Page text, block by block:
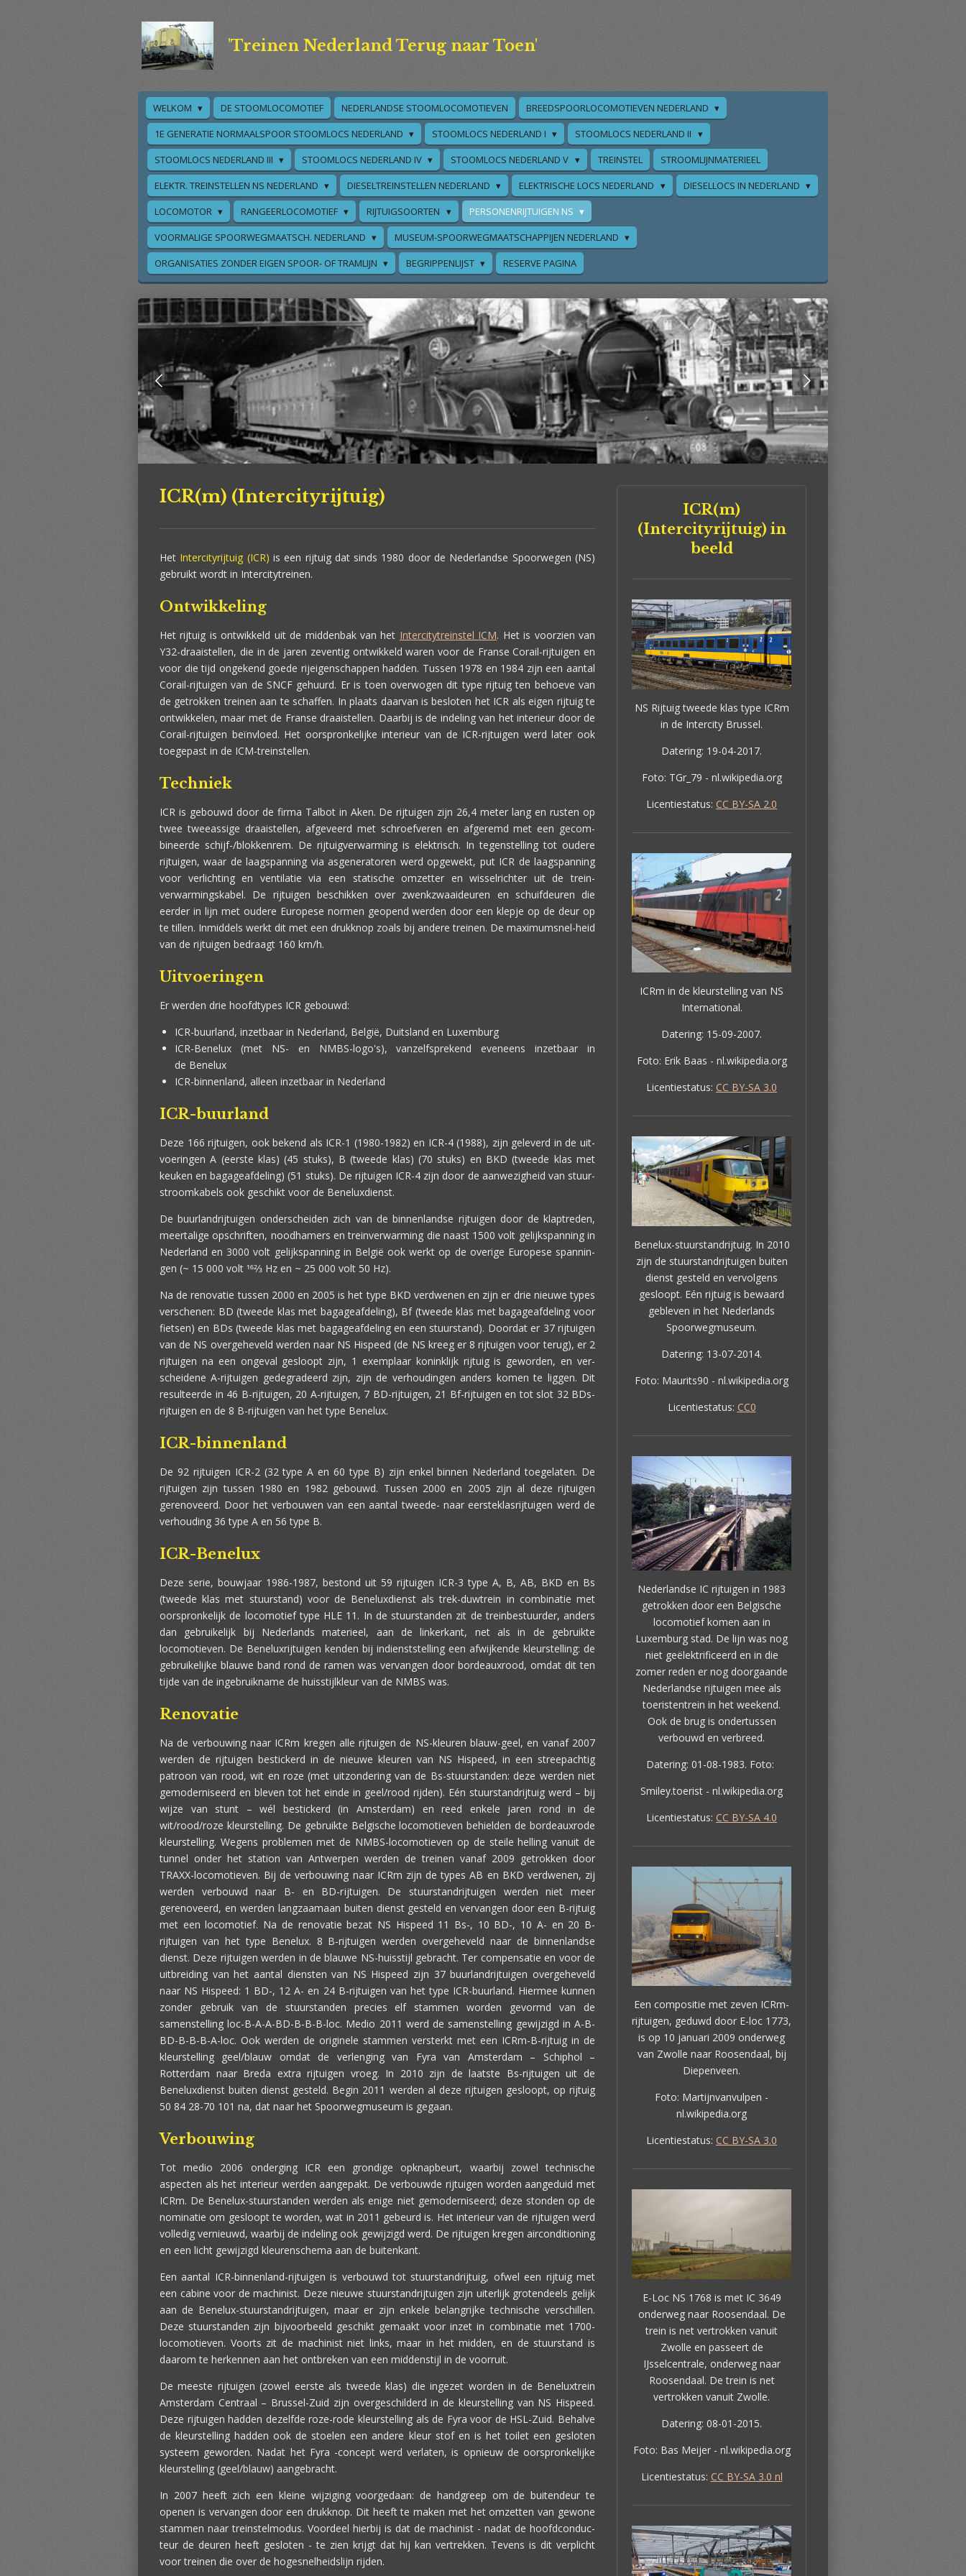
'Treinen Nederland Terug naar Toen'
WELKOM DE STOOMLOCOMOTIEF NEDERLANDSE STOOMLOCOMOTIEVEN
BREEDSPOORLOCOMOTIEVEN NEDERLAND
1E GENERATIE NORMAALSPOOR STOOMLOCS NEDERLAND
STOOMLOCS NEDERLAND I
STOOMLOCS NEDERLAND II
STOOMLOCS NEDERLAND III
STOOMLOCS NEDERLAND IV STOOMLOCS NEDERLAND V TREINSTEL
STROOMLIJNMATERIEEL
ELEKTR. TREINSTELLEN NS NEDERLAND
DIESELTREINSTELLEN NEDERLAND ELEKTRISCHE LOCS NEDERLAND
DIESELLOCS IN NEDERLAND
LOCOMOTOR
RANGEERLOCOMOTIEF RIJTUIGSOORTEN
PERSONENRIJTUIGEN NS
VOORMALIGE SPOORWEGMAATSCH. NEDERLAND
MUSEUM-SPOORWEGMAATSCHAPPIJEN NEDERLAND
ORGANISATIES ZONDER EIGEN SPOOR- OF TRAMLIJN
BEGRIPPENLIJST RESERVE PAGINA
ICR(m) (Intercityrijtuig)
Het Intercityrijtuig (ICR) is een rijtuig dat sinds 1980 door de Nederlandse Spoorwegen (NS)
gebruikt wordt in Intercitytreinen.
Ontwikkeling
Het rijtuig is ontwikkeld uit de middenbak van het Intercitytreinstel ICM. Het is voorzien van
Y32-draaistellen, die in de jaren zeventig ontwikkeld waren voor de Franse Corail-rijtuigen en
voor die tijd ongekend goede rijeigenschappen hadden. Tussen 1978 en 1984 zijn een aantal
Corail-rijtuigen van de SNCF gehuurd. Er is toen overwogen dit type rijtuig ten behoeve van
de getrokken treinen aan te schaffen. In plaats daarvan is besloten het ICR als eigen rijtuig te
ontwikkelen, maar met de Franse draaistellen. Daarbij is de indeling van het interieur door de
Corail-rijtuigen beïnvloed. Het oorspronkelijke interieur van de ICR-rijtuigen werd later ook
toegepast in de ICM-treinstellen.
Techniek
ICR is gebouwd door de firma Talbot in Aken. De rijtuigen zijn 26,4 meter lang en rusten op
twee tweeassige draaistellen, afgeveerd met schroefveren en afgeremd met een gecom-
bineerde schijf-/blokkenrem. De rijtuigverwarming is elektrisch. In tegenstelling tot oudere
rijtuigen, waar de laagspanning via asgeneratoren werd opgewekt, put ICR de laagspanning
voor verlichting en ventilatie via een statische omzetter en wisselrichter uit de trein-
verwarmingskabel. De rijtuigen beschikken over zwenkzwaaideuren en schuifdeuren die
eerder in lijn met oudere Europese normen geopend werden door een klepje op de deur op
te tillen. Inmiddels werkt dit met een drukknop zoals bij andere treinen. De maximumsnel-heid
van de rijtuigen bedraagt 160 km/h.
Uitvoeringen
Er werden drie hoofdtypes ICR gebouwd:
ICR-buurland, inzetbaar in Nederland, België, Duitsland en Luxemburg
ICR-Benelux (met NS- en NMBS-logo's), vanzelfsprekend eveneens inzetbaar in
de Benelux
ICR-binnenland, alleen inzetbaar in Nederland
ICR-buurland
Deze 166 rijtuigen, ook bekend als ICR-1 (1980-1982) en ICR-4 (1988), zijn geleverd in de uit-
voeringen A (eerste klas) (45 stuks), B (tweede klas) (70 stuks) en BKD (tweede klas met
keuken en bagageafdeling) (51 stuks). De rijtuigen ICR-4 zijn door de aanwezigheid van stuur-
stroomkabels ook geschikt voor de Beneluxdienst.
De buurlandrijtuigen onderscheiden zich van de binnenlandse rijtuigen door de klaptreden,
meertalige opschriften, noodhamers en treinverwarming die naast 1500 volt gelijkspanning in
Nederland en 3000 volt gelijkspanning in België ook werkt op de overige Europese spannin-
gen (~ 15 000 volt 162⁄3 Hz en ~ 25 000 volt 50 Hz).
Na de renovatie tussen 2000 en 2005 is het type BKD verdwenen en zijn er drie nieuwe types
verschenen: BD (tweede klas met bagageafdeling), Bf (tweede klas met bagageafdeling voor
fietsen) en BDs (tweede klas met bagageafdeling en een stuurstand). Doordat er 37 rijtuigen
van de NS overgeheveld werden naar NS Hispeed (de NS kreeg er 8 rijtuigen voor terug), er 2
rijtuigen na een ongeval gesloopt zijn, 1 exemplaar koninklijk rijtuig is geworden, en ver-
scheidene A-rijtuigen gedegradeerd zijn, zijn de verhoudingen anders komen te liggen. Dit
resulteerde in 46 B-rijtuigen, 20 A-rijtuigen, 7 BD-rijtuigen, 21 Bf-rijtuigen en tot slot 32 BDs-
rijtuigen en de 8 B-rijtuigen van het type Benelux.
ICR-binnenland
De 92 rijtuigen ICR-2 (32 type A en 60 type B) zijn enkel binnen Nederland toegelaten. De
rijtuigen zijn tussen 1980 en 1982 gebouwd. Tussen 2000 en 2005 zijn al deze rijtuigen
gerenoveerd. Door het verbouwen van een aantal tweede- naar eersteklasrijtuigen werd de
verhouding 36 type A en 56 type B.
ICR-Benelux
Deze serie, bouwjaar 1986-1987, bestond uit 59 rijtuigen ICR-3 type A, B, AB, BKD en Bs
(tweede klas met stuurstand) voor de Beneluxdienst als trek-duwtrein in combinatie met
oorspronkelijk de locomotief type HLE 11. In de stuurstanden zit de treinbestuurder, anders
dan gebruikelijk bij Nederlands materieel, aan de linkerkant, net als in de gebruikte
locomotieven. De Beneluxrijtuigen kenden bij indienststelling een afwijkende kleurstelling: de
gebruikelijke blauwe band rond de ramen was vervangen door bordeauxrood, omdat dit ten
tijde van de ingebruikname de huisstijlkleur van de NMBS was.
Renovatie
Na de verbouwing naar ICRm kregen alle rijtuigen de NS-kleuren blauw-geel, en vanaf 2007
werden de rijtuigen bestickerd in de nieuwe kleuren van NS Hispeed, in een streepachtig
patroon van rood, wit en roze (met uitzondering van de Bs-stuurstanden: deze werden niet
gemoderniseerd en bleven tot het einde in geel/rood rijden). Eén stuurstandrijtuig werd – bij
wijze van stunt – wél bestickerd (in Amsterdam) en reed enkele jaren rond in de
wit/rood/roze kleurstelling. De gebruikte Belgische locomotieven behielden de bordeauxrode
kleurstelling. Wegens problemen met de NMBS-locomotieven op de steile helling vanuit de
tunnel onder het station van Antwerpen werden de treinen vanaf 2009 getrokken door
TRAXX-locomotieven. Bij de verbouwing naar ICRm zijn de types AB en BKD verdwenen, zij
werden verbouwd naar B- en BD-rijtuigen. De stuurstandrijtuigen werden niet meer
gerenoveerd, en werden langzaamaan buiten dienst gesteld en vervangen door een B-rijtuig
met een locomotief. Na de renovatie bezat NS Hispeed 11 Bs-, 10 BD-, 10 A- en 20 B-
rijtuigen van het type Benelux. 8 B-rijtuigen werden overgeheveld naar de binnenlandse
dienst. Deze rijtuigen werden in de blauwe NS-huisstijl gebracht. Ter compensatie en voor de
uitbreiding van het aantal diensten van NS Hispeed zijn 37 buurlandrijtuigen overgeheveld
naar NS Hispeed: 1 BD-, 12 A- en 24 B-rijtuigen van het type ICR-buurland. Hiermee kunnen
zonder gebruik van de stuurstanden precies elf stammen worden gevormd van de
samenstelling loc-B-A-A-BD-B-B-B-loc. Medio 2011 werd de samenstelling gewijzigd in A-B-
BD-B-B-B-A-loc. Ook werden de originele stammen versterkt met een ICRm-B-rijtuig in de
kleurstelling geel/blauw omdat de verlenging van Fyra van Amsterdam – Schiphol –
Rotterdam naar Breda extra rijtuigen vroeg. In 2010 zijn de laatste Bs-rijtuigen uit de
Beneluxdienst buiten dienst gesteld. Begin 2011 werden al deze rijtuigen gesloopt, op rijtuig
50 84 28-70 101 na, dat naar het Spoorwegmuseum is gegaan.
Verbouwing
Tot medio 2006 onderging ICR een grondige opknapbeurt, waarbij zowel technische
aspecten als het interieur werden aangepakt. De verbouwde rijtuigen worden aangeduid met
ICRm. De Benelux-stuurstanden werden als enige niet gemoderniseerd; deze stonden op de
nominatie om gesloopt te worden, wat in 2011 gebeurd is. Het interieur van de rijtuigen werd
volledig vernieuwd, waarbij de indeling ook gewijzigd werd. De rijtuigen kregen airconditioning
en een licht gewijzigd kleurenschema aan de buitenkant.
Een aantal ICR-binnenland-rijtuigen is verbouwd tot stuurstandrijtuig, ofwel een rijtuig met
een cabine voor de machinist. Deze nieuwe stuurstandrijtuigen zijn uiterlijk grotendeels gelijk
aan de Benelux-stuurstandrijtuigen, maar er zijn enkele belangrijke technische verschillen.
Deze stuurstanden zijn bijvoorbeeld geschikt gemaakt voor inzet in combinatie met 1700-
locomotieven. Voorts zit de machinist niet links, maar in het midden, en de stuurstand is
daarom te herkennen aan het ontbreken van een middenstijl in de voorruit.
De meeste rijtuigen (zowel eerste als tweede klas) die ingezet worden in de Beneluxtrein
Amsterdam Centraal – Brussel-Zuid zijn overgeschilderd in de kleurstelling van NS Hispeed.
Deze rijtuigen hadden dezelfde roze-rode kleurstelling als de Fyra voor de HSL-Zuid. Behalve
de kleurstelling hadden ook de stoelen een andere kleur stof en is het toilet een gesloten
systeem geworden. Nadat het Fyra -concept werd verlaten, is opnieuw de oorspronkelijke
kleurstelling (geel/blauw) aangebracht.
In 2007 heeft zich een kleine wijziging voorgedaan: de handgreep om de buitendeur te
openen is vervangen door een drukknop. Dit heeft te maken met het omzetten van gewone
stammen naar treinstelmodus. Voordeel hierbij is dat de machinist - nadat de hoofdconduc-
teur de deuren heeft gesloten - te zien krijgt dat hij kan vertrekken. Tevens is dit verplicht
voor treinen die over de hogesnelheidslijn rijden.
ICR(m)
(Intercityrijtuig) in
beeld
NS Rijtuig tweede klas type ICRm
in de Intercity Brussel.
Datering: 19-04-2017.
Foto: TGr_79 - nl.wikipedia.org
Licentiestatus: CC BY-SA 2.0
ICRm in de kleurstelling van NS
International.
Datering: 15-09-2007.
Foto: Erik Baas - nl.wikipedia.org
Licentiestatus: CC BY-SA 3.0
Benelux-stuurstandrijtuig. In 2010
zijn de stuurstandrijtuigen buiten
dienst gesteld en vervolgens
gesloopt. Eén rijtuig is bewaard
gebleven in het Nederlands
Spoorwegmuseum.
Datering: 13-07-2014.
Foto: Maurits90 - nl.wikipedia.org
Licentiestatus: CC0
Nederlandse IC rijtuigen in 1983
getrokken door een Belgische
locomotief komen aan in
Luxemburg stad. De lijn was nog
niet geëlektrificeerd en in die
zomer reden er nog doorgaande
Nederlandse rijtuigen mee als
toeristentrein in het weekend.
Ook de brug is ondertussen
verbouwd en verbreed.
Datering: 01-08-1983. Foto:
Smiley.toerist - nl.wikipedia.org
Licentiestatus: CC BY-SA 4.0
Een compositie met zeven ICRm-
rijtuigen, geduwd door E-loc 1773,
is op 10 januari 2009 onderweg
van Zwolle naar Roosendaal, bij
Diepenveen.
Foto: Martijnvanvulpen -
nl.wikipedia.org
Licentiestatus: CC BY-SA 3.0
E-Loc NS 1768 is met IC 3649
onderweg naar Roosendaal. De
trein is net vertrokken vanuit
Zwolle en passeert de
IJsselcentrale, onderweg naar
Roosendaal. De trein is net
vertrokken vanuit Zwolle.
Datering: 08-01-2015.
Foto: Bas Meijer - nl.wikipedia.org
Licentiestatus: CC BY-SA 3.0 nl